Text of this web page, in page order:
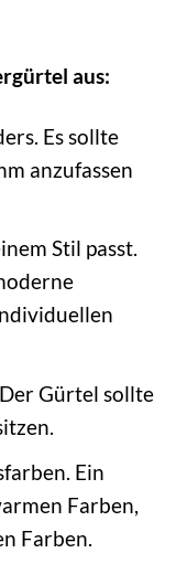
aus:
Es sollte
anzufassen
Stil passt.
Gürtel sollte
Ein
Farben,
Farben.